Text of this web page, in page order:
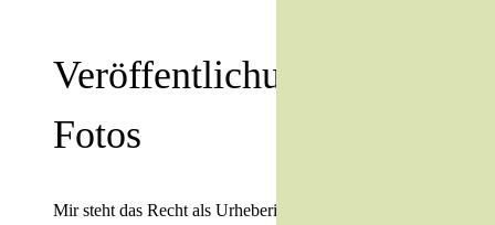
Veröffentlichung der
Fotos
Mir steht das Recht als Urheberin zu alle meine Fotos